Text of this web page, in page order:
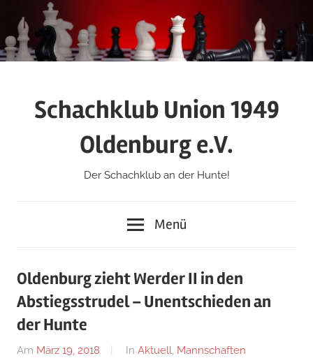
Inhalt
springen
Schachklub Union 1949
Oldenburg e.V.
Der Schachklub an der Hunte!
Menü
Oldenburg zieht Werder II in den
Abstiegsstrudel – Unentschieden an
der Hunte
Am März 19, 2018
Von
In Aktuell, Mannschaften